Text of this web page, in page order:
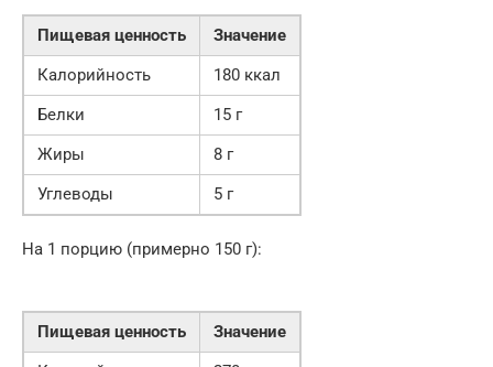
Пищевая ценность
Значение
Калорийность
180 ккал
Белки
15 г
Жиры
8 г
Углеводы
5 г
На 1 порцию (примерно 150 г):
Пищевая ценность
Значение